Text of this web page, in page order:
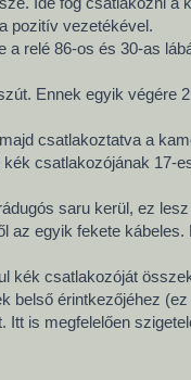
pozitív vezetékével.
relé 86-os és 30-as
Ennek egyik végére
csatlakoztatva a
csatlakozójának 17-
saru kerül, ez
egyik fekete
kék csatlakozóját
érintkezőjéhez
is megfelelően